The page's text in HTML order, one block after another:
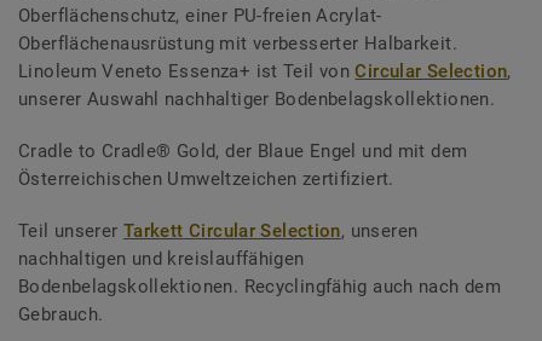
Oberflächenschutz, einer PU-freien Acrylat-
Oberflächenausrüstung mit verbesserter Halbarkeit.
Linoleum Veneto Essenza+ ist Teil vonCircular Selection,
unserer Auswahl nachhaltiger Bodenbelagskollektionen.
Cradle to Cradle® Gold, der Blaue Engel und mit dem
Österreichischen Umweltzeichen zertifiziert.
Teil unserer Tarkett Circular Selection, unseren
nachhaltigen und kreislauffähigen
Bodenbelagskollektionen. Recyclingfähig auch nach dem
Gebrauch.